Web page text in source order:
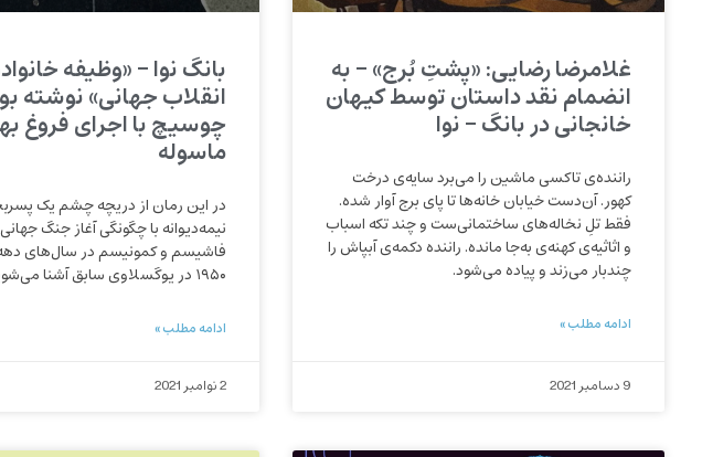
غلامرضا رضایی: «پشتِ بُرج» – به
انضمام نقد داستان توسط کیهان
خانجانی در بانگ – نوا
راننده‌ی تاکسی ماشین را می‌برد سایه‌ی درخت
کهور. آن‌دست خیابان خانه‌ها تا پای برج آوار شده.
فقط تلِ نخاله‌های ساختمانی‌ست و چند تکه اسباب
و اثاثیه‌ی کهنه‌ی به‌جا مانده. راننده دکمه‌ی آبپاش را
چندبار می‌زند و پیاده می‌شود.
ادامه مطلب »
9 دسامبر 2021
بانگ نوا – «وظیفه
انقلاب جهانی» نوشته
چوسیچ با اجرای فروغ
ماسوله
در این رمان از دریچه چشم یک
نیمه‌دیوانه با چگونگی آغاز جنگ
۱۹۵۰ در یوگسلاوی سابق آشنا می‌شویم.
ادامه مطلب »
2 نوامبر 2021